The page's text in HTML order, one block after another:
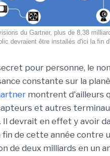
du Gartner, plus de 8,38
devraient être installés d'ici la fin
pour personne, le
constante sur la
montrent d'ailleurs
et autres
devrait en effet y avoir
de cette année contre
de deux milliards en un